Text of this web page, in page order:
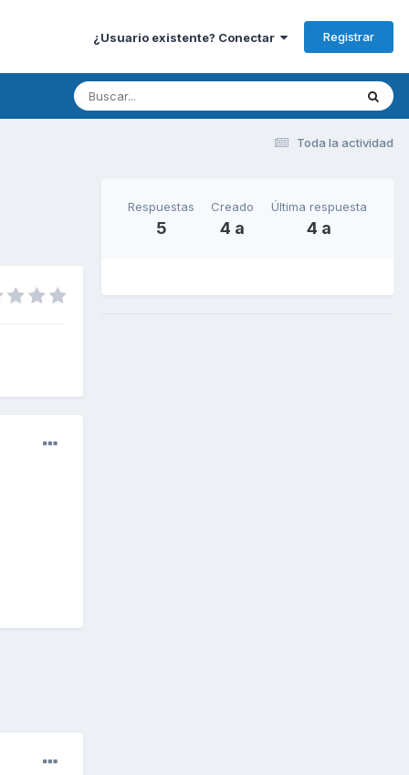
¿Usuario existente? Conectar Registrar
Toda la actividad
Respuestas
5
Creado
4 a
Última respuesta
4 a